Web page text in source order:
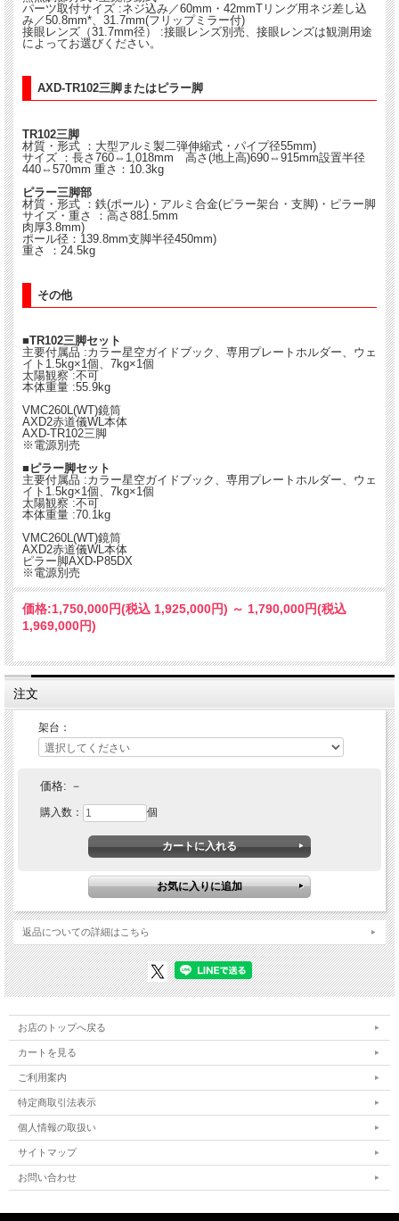
パーツ取付サイズ :ネジ込み／60mm・42mmTリング用ネジ差し込
み／50.8mm*、31.7mm(フリップミラー付)
接眼レンズ（31.7mm径） :接眼レンズ別売、接眼レンズは観測用途
によってお選びください。
AXD-TR102三脚またはピラー脚
TR102三脚
材質・形式 ：大型アルミ製二弾伸縮式・パイプ径55mm)
サイズ ：長さ760⇔1,018mm 高さ(地上高)690⇔915mm設置半径
440⇔570mm 重さ：10.3kg
ピラー三脚部
材質・形式 ：鉄(ポール)・アルミ合金(ピラー架台・支脚)・ピラー脚
サイズ・重さ ：高さ881.5mm
肉厚3.8mm)
ポール径：139.8mm支脚半径450mm)
重さ ：24.5kg
その他
■TR102三脚セット
主要付属品 :カラー星空ガイドブック、専用プレートホルダー、ウェ
イト1.5kg×1個、7kg×1個
太陽観察 :不可
本体重量 :55.9kg
VMC260L(WT)鏡筒
AXD2赤道儀WL本体
AXD-TR102三脚
※電源別売
■ピラー脚セット
主要付属品 :カラー星空ガイドブック、専用プレートホルダー、ウェ
イト1.5kg×1個、7kg×1個
太陽観察 :不可
本体重量 :70.1kg
VMC260L(WT)鏡筒
AXD2赤道儀WL本体
ピラー脚AXD-P85DX
※電源別売
価格:1,750,000円(税込 1,925,000円) ～ 1,790,000円(税込
1,969,000円)
注文
架台：
価格: －
購入数： 個
返品についての詳細はこちら
お店のトップへ戻る
カートを見る
ご利用案内
特定商取引法表示
個人情報の取扱い
サイトマップ
お問い合わせ